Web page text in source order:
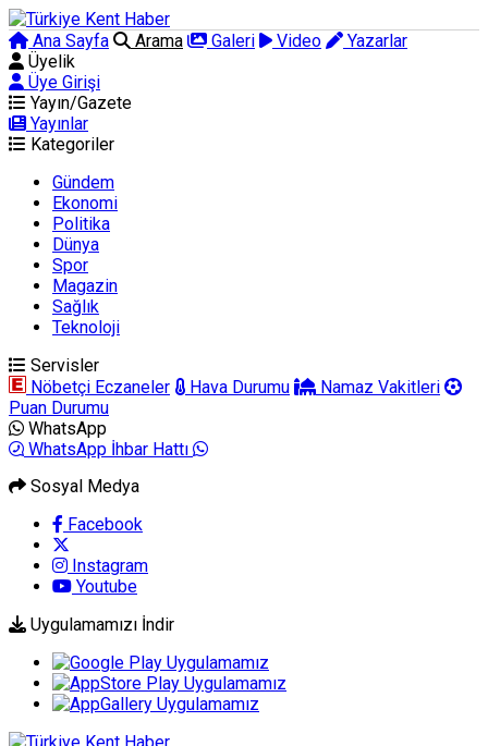
Ana Sayfa Arama Galeri Video
Yazarlar
Üyelik
Üye Girişi
Yayın/Gazete
Yayınlar
Kategoriler
Gündem
Ekonomi
Politika
Dünya
Spor
Magazin
Sağlık
Teknoloji
Servisler
Nöbetçi Eczaneler
Hava Durumu
Namaz Vakitleri
Puan Durumu
WhatsApp
WhatsApp İhbar Hattı
Sosyal Medya
Facebook
Instagram
Youtube
Uygulamamızı İndir